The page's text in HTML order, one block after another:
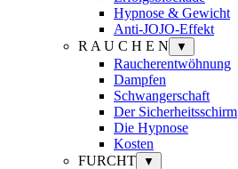
Hypnose & Gewicht
Anti-JOJO-Effekt
R A U C H E N
▼
Raucherentwöhnung
Dampfen
Schwangerschaft
Der Sicherheitsschirm
Die Hypnose
Kosten
FURCHT
▼